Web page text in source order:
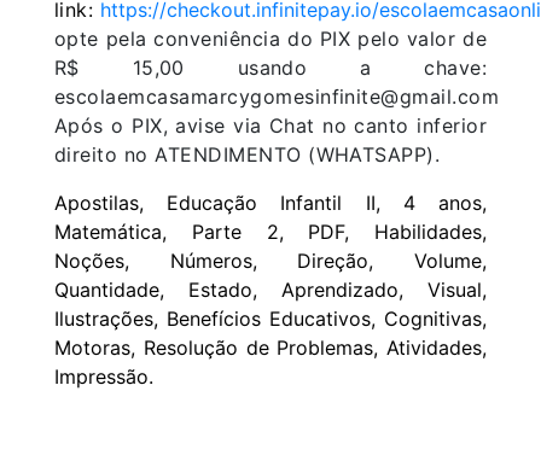
link: https://checkout.infinitepay.io/
opte pela conveniência do PIX pelo valor de
R$ 15,00 usando a chave:
escolaemcasamarcygomesinfinite@gmail.com
Após o PIX, avise via Chat no canto inferior
direito no ATENDIMENTO (WHATSAPP).
Apostilas, Educação Infantil II, 4 anos,
Matemática, Parte 2, PDF, Habilidades,
Noções, Números, Direção, Volume,
Quantidade, Estado, Aprendizado, Visual,
Ilustrações, Benefícios Educativos, Cognitivas,
Motoras, Resolução de Problemas, Atividades,
Impressão.